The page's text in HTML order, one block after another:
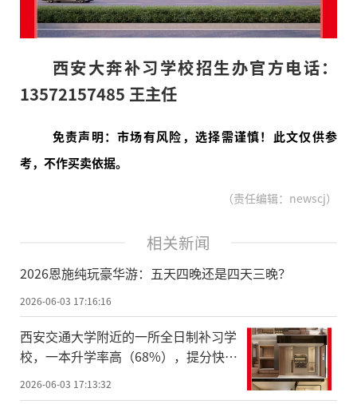
西安大奔补习学校招生办官方电话：
13572157485 王主任
免责声明：市场有风险，选择需谨慎！此文仅供参
考，不作买卖依据。
（责任编辑：newscj）
相关新闻
2026恩施纯玩豪华游：五天四晚还是四天三晚？
2026-06-03 17:16:16
西安交通大学附近的一所全日制补习学
校，一本升学率高（68%），提分快，
低进高出，需要入学考试，按成绩分班
2026-06-03 17:13:32